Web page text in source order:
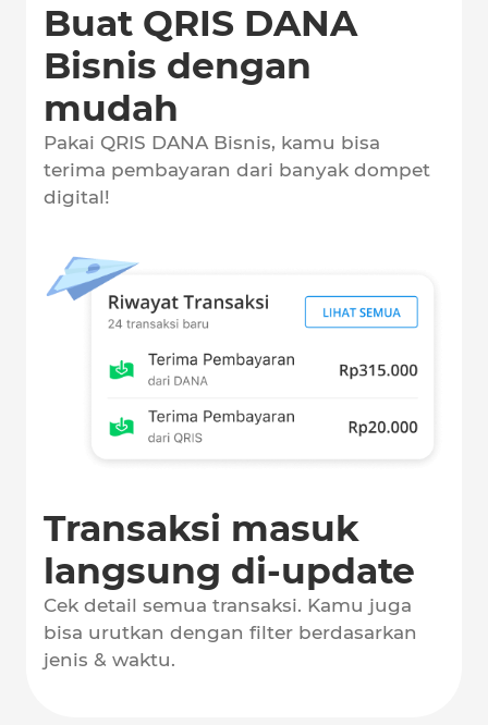
Buat QRIS DANA
Bisnis dengan
mudah
Pakai QRIS DANA Bisnis, kamu bisa
terima pembayaran dari banyak dompet
digital!
Transaksi masuk
langsung di-update
Cek detail semua transaksi. Kamu juga
bisa urutkan dengan filter berdasarkan
jenis & waktu.